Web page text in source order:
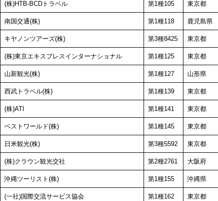
(株)HTB-BCDトラベル 第1種105 東京都
南国交通(株) 第1種118 鹿児島県
キヤノンツアーズ(株) 第3種8425 東京都
(株)東京エキスプレスインターナショナル 第1種125 東京都
山新観光(株) 第1種127 山形県
西武トラベル(株) 第1種139 東京都
(株)ATI 第1種141 東京都
ベストワールド(株) 第1種145 東京都
日米観光(株) 第3種5592 東京都
(株)クラウン観光交社 第2種2761 大阪府
沖縄ツーリスト(株) 第1種155 沖縄県
(一社)国際交流サービス協会 第1種162 東京都